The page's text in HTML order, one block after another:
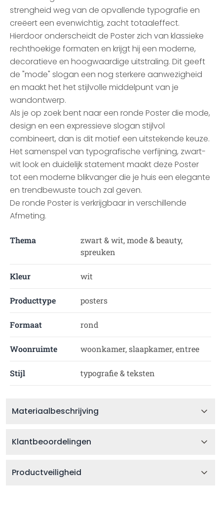
strengheid weg van de opvallende typografie en
creëert een evenwichtig, zacht totaaleffect.
Hierdoor onderscheidt de Poster zich van klassieke
rechthoekige formaten en krijgt hij een moderne,
decoratieve en hoogwaardige uitstraling. Dit geeft
de "mode" slogan een nog sterkere aanwezigheid
en maakt het het stijlvolle middelpunt van je
wandontwerp.
Als je op zoek bent naar een ronde Poster die mode,
design en een expressieve slogan stijlvol
combineert, dan is dit motief een uitstekende keuze.
Het samenspel van typografische verfijning, zwart-
wit look en duidelijk statement maakt deze Poster
tot een moderne blikvanger die je huis een elegante
en trendbewuste touch zal geven.
De ronde Poster is verkrijgbaar in verschillende
Afmeting.
Thema
zwart & wit, mode & beauty,
spreuken
Kleur wit
Producttype posters
Formaat rond
Woonruimte woonkamer, slaapkamer, entree
Stijl typografie & teksten
Materiaalbeschrijving
Klantbeoordelingen
Productveiligheid